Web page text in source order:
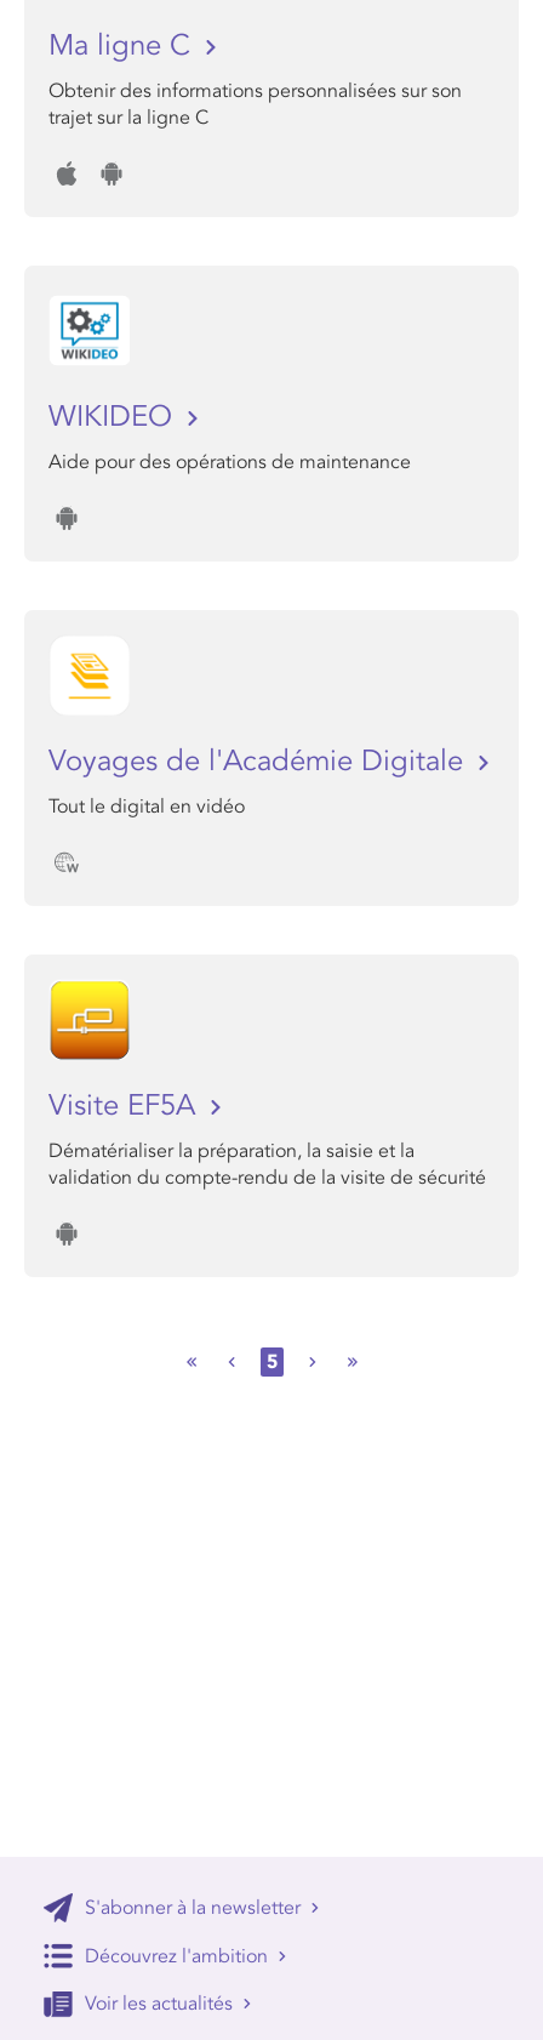
Ma ligne C
Obtenir des informations personnalisées sur son
trajet sur la ligne C
WIKIDEO
Aide pour des opérations de maintenance
Voyages de l'Académie Digitale
Tout le digital en vidéo
Visite EF5A
Dématérialiser la préparation, la saisie et la
validation du compte-rendu de la visite de sécurité
5
S'abonner à la newsletter
Découvrez l'ambition
Voir les actualités